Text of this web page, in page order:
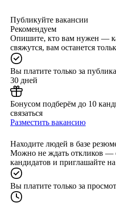
Публикуйте вакансии
Рекомендуем
Опишите, кто вам нужен —
свяжутся, вам останется
Вы платите только за
30 дней
Бонусом подберём до 10
связаться
Разместить вакансию
Находите людей в базе
Можно не ждать откликов —
кандидатов и приглашайте
Вы платите только за